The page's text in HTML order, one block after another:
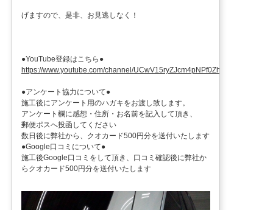
げますので、是非、お見逃しなく！
●YouTube登録はこちら●
https://www.youtube.com/channel/UCwV15ryZJcm4pNPf0ZhXu9g
●アンケート協力について●
施工後にアンケート用のハガキをお渡し致します。
アンケート欄に感想・住所・お名前を記入して頂き、
郵便ポスへ投函してください
数日後に弊社から、クオカード500円分を送付いたします
●Google口コミについて●
施工後Google口コミをして頂き、口コミ確認後に弊社か
らクオカード500円分を送付いたします